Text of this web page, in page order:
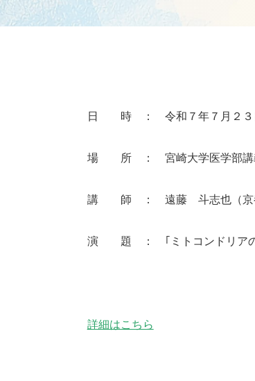
日 時 ： 令和７年７月２３日
場 所 ： 宮崎大学医学部講
講 師 ： 遠藤 斗志也（京都
演 題 ： ｢ミトコンドリアの生
詳細はこちら